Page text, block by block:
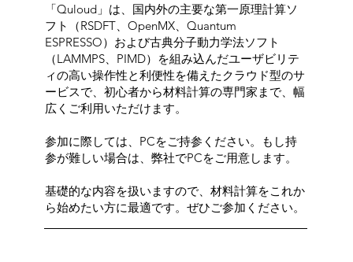
「Quloud」は、国内外の主要な第一原理計算ソ
フト（RSDFT、OpenMX、Quantum
ESPRESSO）および古典分子動力学法ソフト
（LAMMPS、PIMD）を組み込んだユーザビリテ
ィの高い操作性と利便性を備えたクラウド型のサ
ービスで、初心者から材料計算の専門家まで、幅
広くご利用いただけます。
参加に際しては、PCをご持参ください。もし持
参が難しい場合は、弊社でPCをご用意します。
基礎的な内容を扱いますので、材料計算をこれか
ら始めたい方に最適です。ぜひご参加ください。